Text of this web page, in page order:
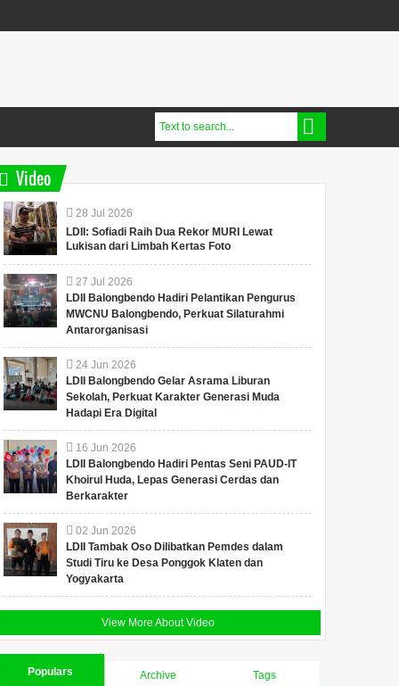
Video
28 Jul 2026
LDII: Sofiadi Raih Dua Rekor MURI Lewat
Lukisan dari Limbah Kertas Foto
27 Jul 2026
LDII Balongbendo Hadiri Pelantikan Pengurus
MWCNU Balongbendo, Perkuat Silaturahmi
Antarorganisasi
24 Jun 2026
LDII Balongbendo Gelar Asrama Liburan
Sekolah, Perkuat Karakter Generasi Muda
Hadapi Era Digital
16 Jun 2026
LDII Balongbendo Hadiri Pentas Seni PAUD-IT
Khoirul Huda, Lepas Generasi Cerdas dan
Berkarakter
02 Jun 2026
LDII Tambak Oso Dilibatkan Pemdes dalam
Studi Tiru ke Desa Ponggok Klaten dan
Yogyakarta
View More About Video
Populars Archive Tags